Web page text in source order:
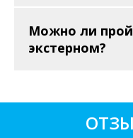
Можно ли
экстерном?